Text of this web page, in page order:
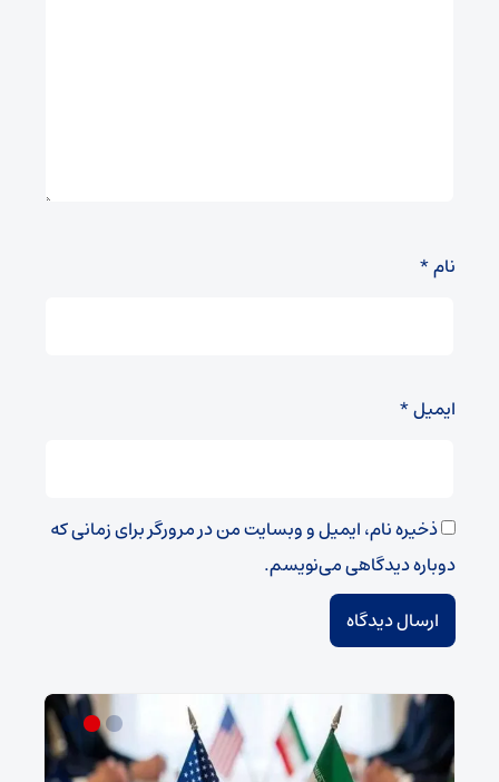
نام*
ایمیل*
ذخیره نام، ایمیل و وبسایت من در مرورگر برای زمانی که
دوباره دیدگاهی می‌نویسم.